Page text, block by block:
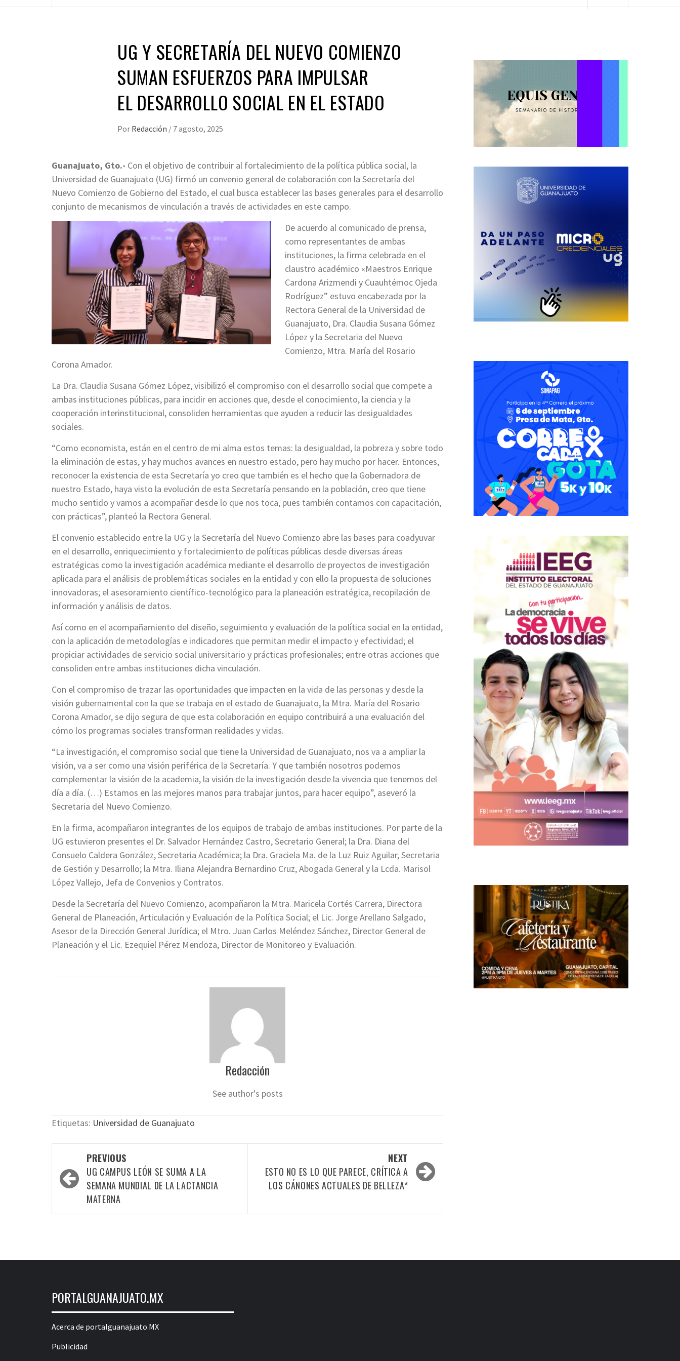
UG Y SECRETARÍA DEL NUEVO COMIENZO
SUMAN ESFUERZOS PARA IMPULSAR
EL DESARROLLO SOCIAL EN EL ESTADO
Por Redacción / 7 agosto, 2025
Guanajuato, Gto.- Con el objetivo de contribuir al fortalecimiento de la política pública social, la
Universidad de Guanajuato (UG) firmó un convenio general de colaboración con la Secretaría del
Nuevo Comienzo de Gobierno del Estado, el cual busca establecer las bases generales para el desarrollo
conjunto de mecanismos de vinculación a través de actividades en este campo.
De acuerdo al comunicado de prensa,
como representantes de ambas
instituciones, la firma celebrada en el
claustro académico «Maestros Enrique
Cardona Arizmendi y Cuauhtémoc Ojeda
Rodríguez” estuvo encabezada por la
Rectora General de la Universidad de
Guanajuato, Dra. Claudia Susana Gómez
López y la Secretaria del Nuevo
Comienzo, Mtra. María del Rosario
Corona Amador.
La Dra. Claudia Susana Gómez López, visibilizó el compromiso con el desarrollo social que compete a
ambas instituciones públicas, para incidir en acciones que, desde el conocimiento, la ciencia y la
cooperación interinstitucional, consoliden herramientas que ayuden a reducir las desigualdades
sociales.
“Como economista, están en el centro de mi alma estos temas: la desigualdad, la pobreza y sobre todo
la eliminación de estas, y hay muchos avances en nuestro estado, pero hay mucho por hacer. Entonces,
reconocer la existencia de esta Secretaría yo creo que también es el hecho que la Gobernadora de
nuestro Estado, haya visto la evolución de esta Secretaría pensando en la población, creo que tiene
mucho sentido y vamos a acompañar desde lo que nos toca, pues también contamos con capacitación,
con prácticas”, planteó la Rectora General.
El convenio establecido entre la UG y la Secretaría del Nuevo Comienzo abre las bases para coadyuvar
en el desarrollo, enriquecimiento y fortalecimiento de políticas públicas desde diversas áreas
estratégicas como la investigación académica mediante el desarrollo de proyectos de investigación
aplicada para el análisis de problemáticas sociales en la entidad y con ello la propuesta de soluciones
innovadoras; el asesoramiento científico-tecnológico para la planeación estratégica, recopilación de
información y análisis de datos.
Así como en el acompañamiento del diseño, seguimiento y evaluación de la política social en la entidad,
con la aplicación de metodologías e indicadores que permitan medir el impacto y efectividad; el
propiciar actividades de servicio social universitario y prácticas profesionales; entre otras acciones que
consoliden entre ambas instituciones dicha vinculación.
Con el compromiso de trazar las oportunidades que impacten en la vida de las personas y desde la
visión gubernamental con la que se trabaja en el estado de Guanajuato, la Mtra. María del Rosario
Corona Amador, se dijo segura de que esta colaboración en equipo contribuirá a una evaluación del
cómo los programas sociales transforman realidades y vidas.
“La investigación, el compromiso social que tiene la Universidad de Guanajuato, nos va a ampliar la
visión, va a ser como una visión periférica de la Secretaría. Y que también nosotros podemos
complementar la visión de la academia, la visión de la investigación desde la vivencia que tenemos del
día a día. (…) Estamos en las mejores manos para trabajar juntos, para hacer equipo”, aseveró la
Secretaria del Nuevo Comienzo.
En la firma, acompañaron integrantes de los equipos de trabajo de ambas instituciones. Por parte de la
UG estuvieron presentes el Dr. Salvador Hernández Castro, Secretario General; la Dra. Diana del
Consuelo Caldera González, Secretaria Académica; la Dra. Graciela Ma. de la Luz Ruiz Aguilar, Secretaria
de Gestión y Desarrollo; la Mtra. Iliana Alejandra Bernardino Cruz, Abogada General y la Lcda. Marisol
López Vallejo, Jefa de Convenios y Contratos.
Desde la Secretaría del Nuevo Comienzo, acompañaron la Mtra. Maricela Cortés Carrera, Directora
General de Planeación, Articulación y Evaluación de la Política Social; el Lic. Jorge Arellano Salgado,
Asesor de la Dirección General Jurídica; el Mtro. Juan Carlos Meléndez Sánchez, Director General de
Planeación y el Lic. Ezequiel Pérez Mendoza, Director de Monitoreo y Evaluación.
Redacción
See author's posts
Etiquetas: Universidad de Guanajuato
navigation
PREVIOUS
UG CAMPUS LEÓN SE SUMA A LA
SEMANA MUNDIAL DE LA LACTANCIA
MATERNA
NEXT
ESTO NO ES LO QUE PARECE, CRÍTICA A
LOS CÁNONES ACTUALES DE BELLEZA*
PORTALGUANAJUATO.MX
Acerca de portalguanajuato.MX
Publicidad